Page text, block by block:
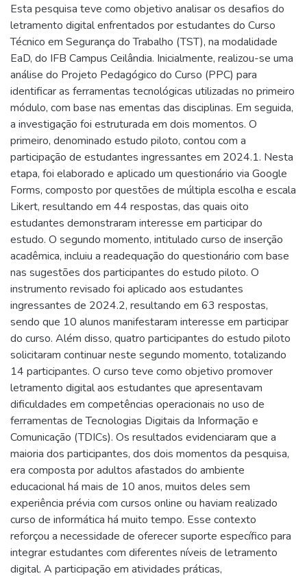
Esta pesquisa teve como objetivo analisar os desafios do
letramento digital enfrentados por estudantes do Curso
Técnico em Segurança do Trabalho (TST), na modalidade
EaD, do IFB Campus Ceilândia. Inicialmente, realizou-se uma
análise do Projeto Pedagógico do Curso (PPC) para
identificar as ferramentas tecnológicas utilizadas no primeiro
módulo, com base nas ementas das disciplinas. Em seguida,
a investigação foi estruturada em dois momentos. O
primeiro, denominado estudo piloto, contou com a
participação de estudantes ingressantes em 2024.1. Nesta
etapa, foi elaborado e aplicado um questionário via Google
Forms, composto por questões de múltipla escolha e escala
Likert, resultando em 44 respostas, das quais oito
estudantes demonstraram interesse em participar do
estudo. O segundo momento, intitulado curso de inserção
acadêmica, incluiu a readequação do questionário com base
nas sugestões dos participantes do estudo piloto. O
instrumento revisado foi aplicado aos estudantes
ingressantes de 2024.2, resultando em 63 respostas,
sendo que 10 alunos manifestaram interesse em participar
do curso. Além disso, quatro participantes do estudo piloto
solicitaram continuar neste segundo momento, totalizando
14 participantes. O curso teve como objetivo promover
letramento digital aos estudantes que apresentavam
dificuldades em competências operacionais no uso de
ferramentas de Tecnologias Digitais da Informação e
Comunicação (TDICs). Os resultados evidenciaram que a
maioria dos participantes, dos dois momentos da pesquisa,
era composta por adultos afastados do ambiente
educacional há mais de 10 anos, muitos deles sem
experiência prévia com cursos online ou haviam realizado
curso de informática há muito tempo. Esse contexto
reforçou a necessidade de oferecer suporte específico para
integrar estudantes com diferentes níveis de letramento
digital. A participação em atividades práticas,